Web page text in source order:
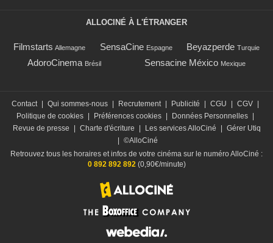
ALLOCINÉ À L'ÉTRANGER
Filmstarts Allemagne SensaCine Espagne Beyazperde Turquie
AdoroCinema Brésil Sensacine México Mexique
Contact Qui sommes-nous Recrutement Publicité CGU CGV
Politique de cookies
Préférences cookies Données Personnelles
Revue de presse
Charte d'écriture Les services AlloCiné
Gérer Utiq
©AlloCiné
Retrouvez tous les horaires et infos de votre cinéma sur le numéro AlloCiné :
0 892 892 892(0,90€/minute)